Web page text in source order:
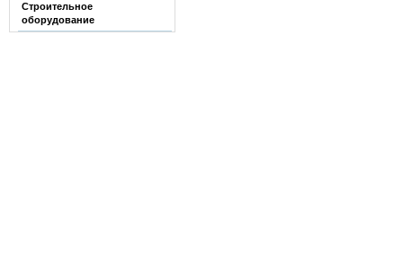
Строительное
оборудование